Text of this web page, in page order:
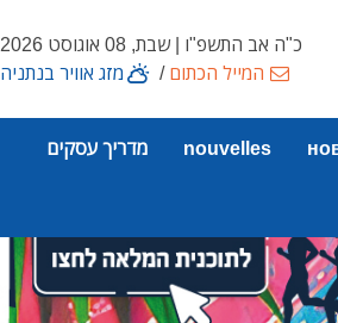
כ"ה אב התשפ"ו | שבת, 08 אוגוסט 2026
המייל הכתום/ מזג אוויר בנתניה
nouvelles מדריך עסקים